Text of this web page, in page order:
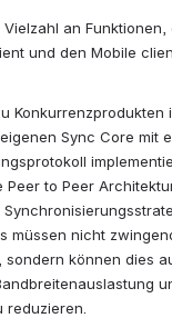
an Funktionen,
und den Mobile
Konkurrenzprodukten
Sync Core mit
to Peer
müssen nicht
sondern können dies
reduzieren.